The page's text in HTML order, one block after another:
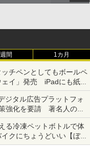
間 1カ月
チペンとしてもボールペ
イ」発売 iPadにも紙に
ジタル広告プラットフォ
強化を要請 著名人の写
として
る冷凍ペットボトルで体
クにちょうどいい【ぼっ